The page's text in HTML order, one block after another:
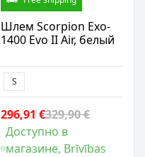
Шлем Scorpion Exo-
1400 Evo II Air, белый
S
296,91 €329,90 €
Доступно в
магазине, Brīvības